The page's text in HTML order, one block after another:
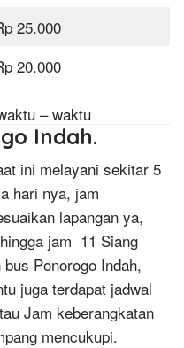
25.000
20.000
– waktu
Indah.
ini melayani sekitar 5
hari nya, jam
lapangan ya,
jam 11 Siang
Ponorogo Indah,
juga terdapat jadwal
Jam keberangkatan
mencukupi.